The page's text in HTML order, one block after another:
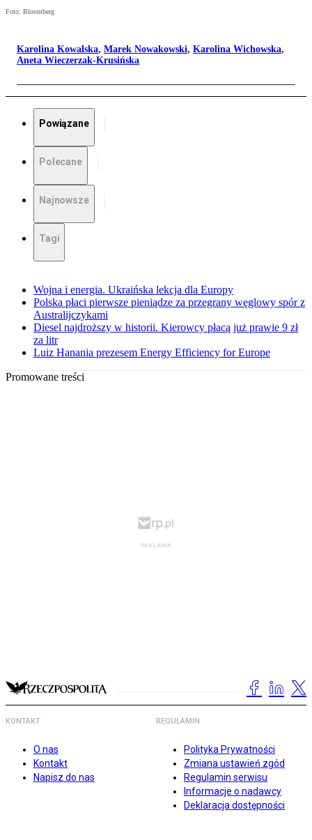
Foto: Bloomberg
Karolina Kowalska, Marek Nowakowski, Karolina Wichowska,
Aneta Wieczerzak-Krusińska
Powiązane
Polecane
Najnowsze
Tagi
Wojna i energia. Ukraińska lekcja dla Europy
Polska płaci pierwsze pieniądze za przegrany węglowy spór z
Australijczykami
Diesel najdroższy w historii. Kierowcy płacą już prawie 9 zł
za litr
Luiz Hanania prezesem Energy Efficiency for Europe
Promowane treści
KONTAKT
O nas
Kontakt
Napisz do nas
REGULAMIN
Polityka Prywatności
Zmiana ustawień zgód
Regulamin serwisu
Informacje o nadawcy
Deklaracja dostępności